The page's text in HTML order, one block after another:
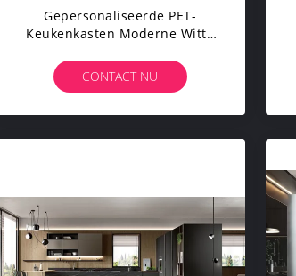
Gepersonaliseerde PET-
Keukenkasten Moderne Witte
CONTACT NU